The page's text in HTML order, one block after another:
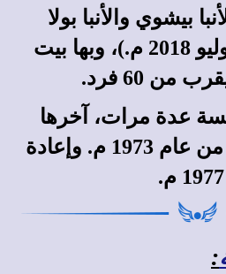
بيشوي والأنبا بولا
(الافتتاح: 15 يوليو 2018 م.)، وبها بيت
من 60 فرد.
عدة مرات، آخرها
تجديدها بداية من عام 1973 م. وإعادة
: